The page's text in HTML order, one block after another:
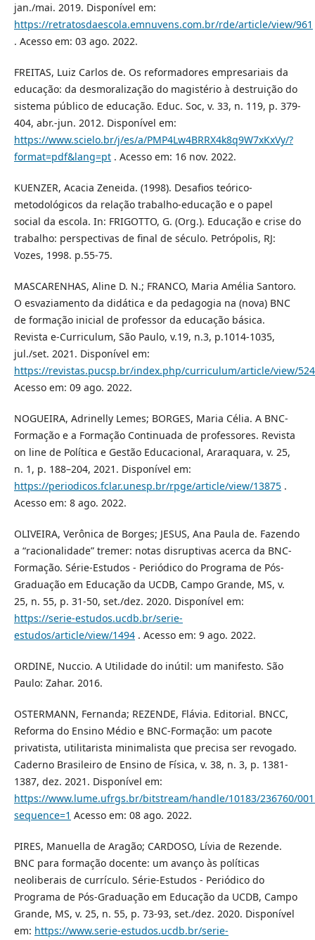
jan./mai. 2019. Disponível em:
https://retratosdaescola.emnuvens.com.br/rde/article/view/961
. Acesso em: 03 ago. 2022.
FREITAS, Luiz Carlos de. Os reformadores empresariais da
educação: da desmoralização do magistério à destruição do
sistema público de educação. Educ. Soc, v. 33, n. 119, p. 379-
404, abr.-jun. 2012. Disponível em:
https://www.scielo.br/j/es/a/PMP4Lw4BRRX4k8q9W7xKxVy/?
format=pdf&lang=pt. Acesso em: 16 nov. 2022.
KUENZER, Acacia Zeneida. (1998). Desafios teórico-
metodológicos da relação trabalho-educação e o papel
social da escola. In: FRIGOTTO, G. (Org.). Educação e crise do
trabalho: perspectivas de final de século. Petrópolis, RJ:
Vozes, 1998. p.55-75.
MASCARENHAS, Aline D. N.; FRANCO, Maria Amélia Santoro.
O esvaziamento da didática e da pedagogia na (nova) BNC
de formação inicial de professor da educação básica.
Revista e-Curriculum, São Paulo, v.19, n.3, p.1014-1035,
jul./set. 2021. Disponível em:
https://revistas.pucsp.br/index.php/curriculum/article/view/
Acesso em: 09 ago. 2022.
NOGUEIRA, Adrinelly Lemes; BORGES, Maria Célia. A BNC-
Formação e a Formação Continuada de professores. Revista
on line de Política e Gestão Educacional, Araraquara, v. 25,
n. 1, p. 188–204, 2021. Disponível em:
https://periodicos.fclar.unesp.br/rpge/article/view/13875.
Acesso em: 8 ago. 2022.
OLIVEIRA, Verônica de Borges; JESUS, Ana Paula de. Fazendo
a “racionalidade” tremer: notas disruptivas acerca da BNC-
Formação. Série-Estudos - Periódico do Programa de Pós-
Graduação em Educação da UCDB, Campo Grande, MS, v.
25, n. 55, p. 31-50, set./dez. 2020. Disponível em:
https://serie-estudos.ucdb.br/serie-
estudos/article/view/1494. Acesso em: 9 ago. 2022.
ORDINE, Nuccio. A Utilidade do inútil: um manifesto. São
Paulo: Zahar. 2016.
OSTERMANN, Fernanda; REZENDE, Flávia. Editorial. BNCC,
Reforma do Ensino Médio e BNC-Formação: um pacote
privatista, utilitarista minimalista que precisa ser revogado.
Caderno Brasileiro de Ensino de Física, v. 38, n. 3, p. 1381-
1387, dez. 2021. Disponível em:
https://www.lume.ufrgs.br/bitstream/handle/10183/236760/
sequence=1 Acesso em: 08 ago. 2022.
PIRES, Manuella de Aragão; CARDOSO, Lívia de Rezende.
BNC para formação docente: um avanço às políticas
neoliberais de currículo. Série-Estudos - Periódico do
Programa de Pós-Graduação em Educação da UCDB, Campo
Grande, MS, v. 25, n. 55, p. 73-93, set./dez. 2020. Disponível
em: https://www.serie-estudos.ucdb.br/serie-